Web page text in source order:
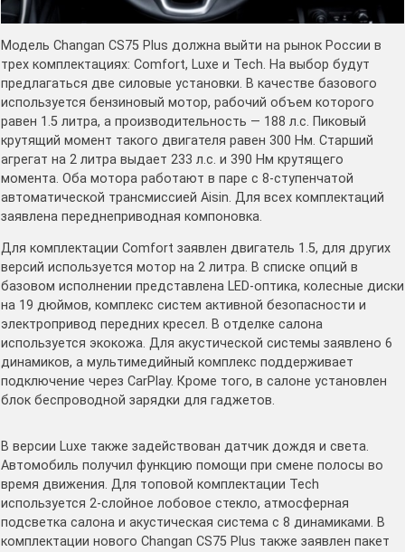
Модель Changan CS75 Plus должна выйти на рынок России в
трех комплектациях: Comfort, Luxe и Tech. На выбор будут
предлагаться две силовые установки. В качестве базового
используется бензиновый мотор, рабочий объем которого
равен 1.5 литра, а производительность — 188 л.с. Пиковый
крутящий момент такого двигателя равен 300 Нм. Старший
агрегат на 2 литра выдает 233 л.с. и 390 Нм крутящего
момента. Оба мотора работают в паре с 8-ступенчатой
автоматической трансмиссией Aisin. Для всех комплектаций
заявлена переднеприводная компоновка.
Для комплектации Comfort заявлен двигатель 1.5, для других
версий используется мотор на 2 литра. В списке опций в
базовом исполнении представлена LED-оптика, колесные диски
на 19 дюймов, комплекс систем активной безопасности и
электропривод передних кресел. В отделке салона
используется экокожа. Для акустической системы заявлено 6
динамиков, а мультимедийный комплекс поддерживает
подключение через CarPlay. Кроме того, в салоне установлен
блок беспроводной зарядки для гаджетов.
В версии Luxe также задействован датчик дождя и света.
Автомобиль получил функцию помощи при смене полосы во
время движения. Для топовой комплектации Tech
используется 2-слойное лобовое стекло, атмосферная
подсветка салона и акустическая система с 8 динамиками. В
комплектации нового Changan CS75 Plus также заявлен пакет